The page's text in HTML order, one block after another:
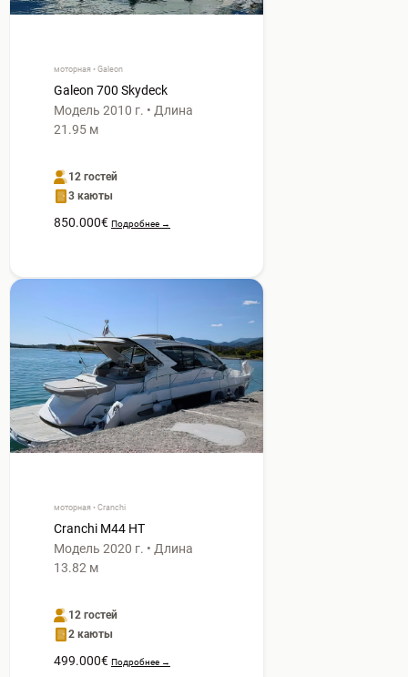
моторная • Galeon
Galeon 700 Skydeck
Модель 2010 г. • Длина
21.95 м
12 гостей
3 каюты
850.000€ Подробнее →
моторная • Cranchi
Cranchi M44 HT
Модель 2020 г. • Длина
13.82 м
12 гостей
2 каюты
499.000€ Подробнее →